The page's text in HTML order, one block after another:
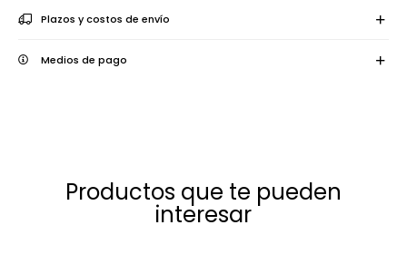
Plazos y costos de envío
Medios de pago
Productos que te pueden
interesar